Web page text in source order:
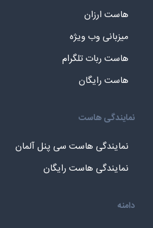
هاست ارزان
میزبانی وب ویژه
هاست ربات تلگرام
هاست رایگان
نمایندگی هاست
نمایندگی هاست سی پنل آلمان
نمایندگی هاست رایگان
دامنه